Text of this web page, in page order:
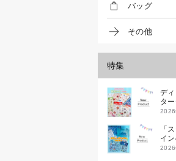
バッグ
その他
特集
デ
タ
シー
2026
「
イ
登
2026